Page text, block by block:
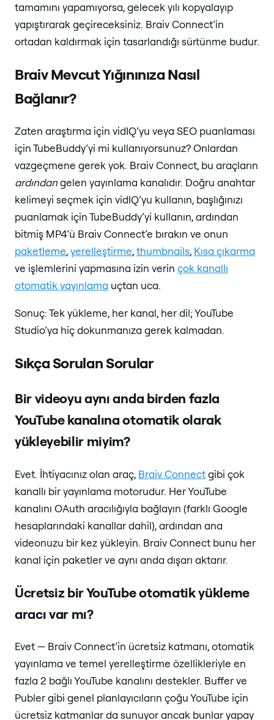
tamamını yapamıyorsa, gelecek yılı kopyalayıp
yapıştırarak geçireceksiniz. Braiv Connect’in
ortadan kaldırmak için tasarlandığı sürtünme budur.
Braiv Mevcut Yığınınıza Nasıl
Bağlanır?
Zaten araştırma için vidIQ’yu veya SEO puanlaması
için TubeBuddy’yi mi kullanıyorsunuz? Onlardan
vazgeçmene gerek yok. Braiv Connect, bu araçların
ardındangelen yayınlama kanalıdır. Doğru anahtar
kelimeyi seçmek için vidIQ’yu kullanın, başlığınızı
puanlamak için TubeBuddy’yi kullanın, ardından
bitmiş MP4’ü Braiv Connect’e bırakın ve onun
paketleme,yerelleştirme,thumbnails, Kısa çıkarma
ve işlemlerini yapmasına izin verin çok kanallı
otomatik yayınlama uçtan uca.
Sonuç: Tek yükleme, her kanal, her dil; YouTube
Studio’ya hiç dokunmanıza gerek kalmadan.
Sıkça Sorulan Sorular
Bir videoyu aynı anda birden fazla
YouTube kanalına otomatik olarak
yükleyebilir miyim?
Evet. İhtiyacınız olan araç, Braiv Connectgibi çok
kanallı bir yayınlama motorudur. Her YouTube
kanalını OAuth aracılığıyla bağlayın (farklı Google
hesaplarındaki kanallar dahil), ardından ana
videonuzu bir kez yükleyin. Braiv Connect bunu her
kanal için paketler ve aynı anda dışarı aktarır.
Ücretsiz bir YouTube otomatik yükleme
aracı var mı?
Evet — Braiv Connect’in ücretsiz katmanı, otomatik
yayınlama ve temel yerelleştirme özellikleriyle en
fazla 2 bağlı YouTube kanalını destekler. Buffer ve
Publer gibi genel planlayıcıların çoğu YouTube için
ücretsiz katmanlar da sunuyor ancak bunlar yapay